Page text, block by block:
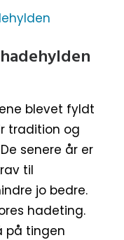
blevet fyldt
tradition og
senere år er
til
jo bedre.
hadeting.
på tingen